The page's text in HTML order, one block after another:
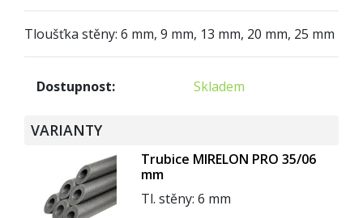
Tloušťka stěny: 6 mm, 9 mm, 13 mm, 20 mm, 25 mm
Dostupnost: Skladem
VARIANTY
Trubice MIRELON PRO 35/06
mm
Tl. stěny: 6 mm